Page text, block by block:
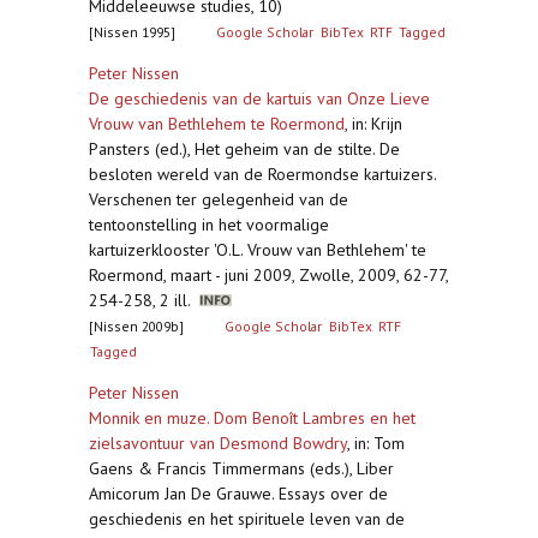
Middeleeuwse studies, 10)
[Nissen 1995] Google Scholar BibTex RTF Tagged
Peter Nissen
De geschiedenis van de kartuis van Onze Lieve
Vrouw van Bethlehem te Roermond, in: Krijn
Pansters (ed.), Het geheim van de stilte. De
besloten wereld van de Roermondse kartuizers.
Verschenen ter gelegenheid van de
tentoonstelling in het voormalige
kartuizerklooster 'O.L. Vrouw van Bethlehem' te
Roermond, maart - juni 2009, Zwolle, 2009, 62-77,
254-258, 2 ill.
[Nissen 2009b] Google Scholar BibTex RTF
Tagged
Peter Nissen
Monnik en muze. Dom Benoît Lambres en het
zielsavontuur van Desmond Bowdry, in: Tom
Gaens & Francis Timmermans (eds.), Liber
Amicorum Jan De Grauwe. Essays over de
geschiedenis en het spirituele leven van de